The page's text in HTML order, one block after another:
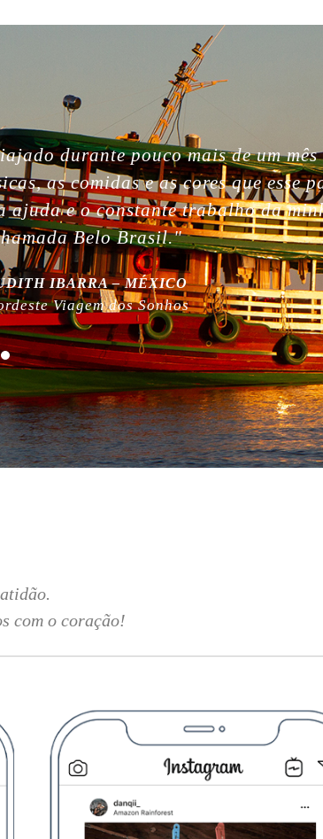
beautiful people, nature, without
week of my life. So much love for
thanks for being plastic free!”
NURMI | FINLÂNDIA
Expedição Amazônia
com o coração!